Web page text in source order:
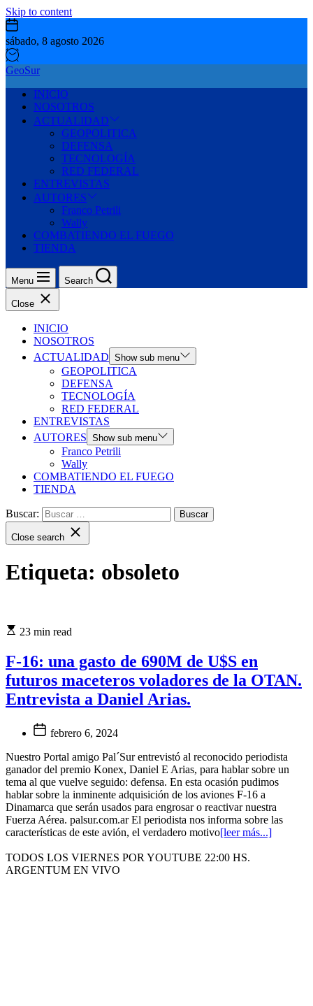
Skip to content
sábado, 8 agosto 2026
GeoSur
INICIO
NOSOTROS
ACTUALIDAD
GEOPOLITICA
DEFENSA
TECNOLOGÍA
RED FEDERAL
ENTREVISTAS
AUTORES
Franco Petrili
Wally
COMBATIENDO EL FUEGO
TIENDA
Menu Search
Close
INICIO
NOSOTROS
ACTUALIDAD Show sub menu
GEOPOLITICA
DEFENSA
TECNOLOGÍA
RED FEDERAL
ENTREVISTAS
AUTORES Show sub menu
Franco Petrili
Wally
COMBATIENDO EL FUEGO
TIENDA
Buscar:
Close search
Etiqueta: obsoleto
23 min read
F-16: una gasto de 690M de U$S en
futuros maceteros voladores de la OTAN.
Entrevista a Daniel Arias.
febrero 6, 2024
Nuestro Portal amigo Pal´Sur entrevistó al reconocido periodista
ganador del premio Konex, Daniel E Arias, para hablar sobre un
tema al que vuelve seguido: defensa. En esta ocasión pudimos
hablar sobre la inminente adquisición de los aviones F-16 a
Dinamarca que serán usados para engrosar o reactivar nuestra
Fuerza Aérea. palsur.com.ar El periodista nos informa sobre las
características de este avión, el verdadero motivo[leer más...]
TODOS LOS VIERNES POR YOUTUBE 22:00 HS.
ARGENTUM EN VIVO